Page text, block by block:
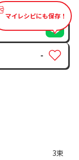
マイレシピにも保存！
-
3束